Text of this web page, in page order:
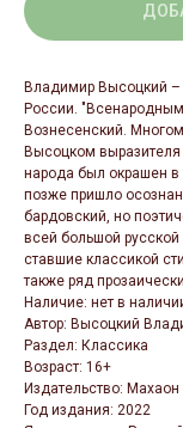
Владимир Высоцкий –
России.
Вознесенский.
Высоцком выразителя
народа был окрашен в
позже пришло
бардовский, но
всей большой
ставшие классикой
также ряд
Наличие: нет в
Автор: Высоцкий
Раздел: Классика
Возраст: 16+
Издательство: Махаон
Год издания: 2022